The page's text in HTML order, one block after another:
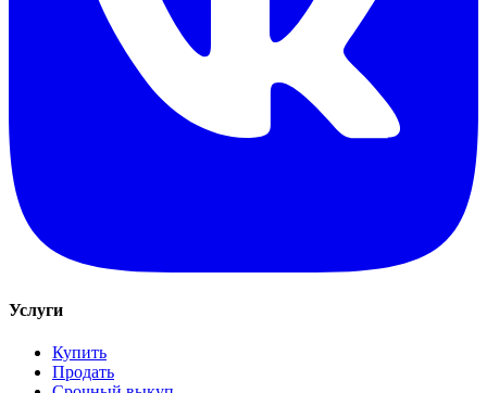
Услуги
Купить
Продать